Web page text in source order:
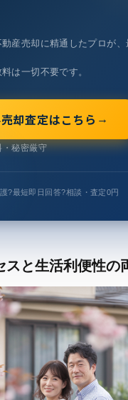
産売却に精通したプロが、
は一切不要です。
却査定はこちら →
・秘密厳守
?最短即日回答?相談・査定0円
スと生活利便性の